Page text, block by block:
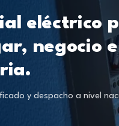
eléctrico
negocio e
y despacho a nivel